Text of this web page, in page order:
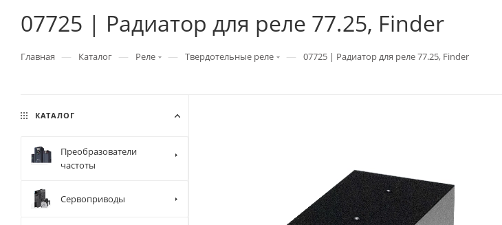
07725 | Радиатор для реле 77.25, Finder
Главная — Каталог — Реле — Твердотельные реле — 07725 | Радиатор для реле 77.25, Finder
КАТАЛОГ
Преобразователи
частоты
Сервоприводы